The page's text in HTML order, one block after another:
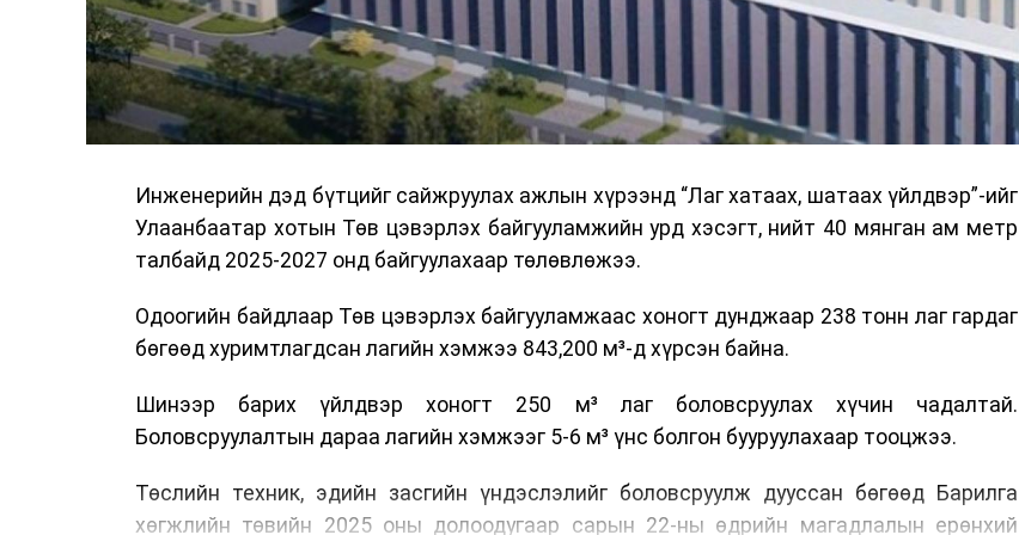
Тухайлбал, Тээврийн цагдаагийн албаны Зам тээврийн хяналт, төлөвлөлт, зохион
байгуулалтын хэлтсийн ахлах мэргэжилтэн, цагдаагийн дэд хурандаа Т.Ганзориг
замын хөдөлгөөний зохион байгуулалт, аюулгүй ажиллагаа болон олон улсын арга
Уг сургалт нь COP17-ын үеэр зочид, төлөөлөгчдийн тээврийн үйлчилгээг аюулгүй,
шуурхай, зохион байгуулалттай явуулах, үйлчилгээний нэгдсэн стандарт, сахилга
хариуцлагыг хэвшүүлэх бэлтгэл ажлын нэг хэсэг гэж
мэдээллээ.
Инженерийн дэд бүтцийг сайжруулах ажлын хүрээнд “Лаг хатаах, шатаах үйлдвэр”-ийг
Улаанбаатар хотын Төв цэвэрлэх байгууламжийн урд хэсэгт, нийт 40 мянган ам метр
талбайд 2025-2027 онд байгуулахаар төлөвлөжээ.
Одоогийн байдлаар Төв цэвэрлэх байгууламжаас хоногт дунджаар 238 тонн лаг гардаг
бөгөөд хуримтлагдсан лагийн хэмжээ 843,200 м³-д хүрсэн байна.
Шинээр барих үйлдвэр хоногт 250 м³ лаг боловсруулах хүчин чадалтай.
Боловсруулалтын дараа лагийн хэмжээг 5-6 м³ үнс болгон бууруулахаар тооцжээ.
Төслийн техник, эдийн засгийн үндэслэлийг боловсруулж дууссан бөгөөд Барилга
хөгжлийн төвийн 2025 оны долоодугаар сарын 22-ны өдрийн магадлалын ерөнхий